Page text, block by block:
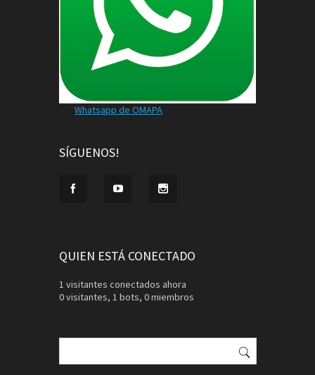
Whatsapp de OMAPA
SÍGUENOS!
QUIEN ESTÁ CONECTADO
1 visitantes conectados ahora
0 visitantes, 1 bots, 0 miembros
Buscar: